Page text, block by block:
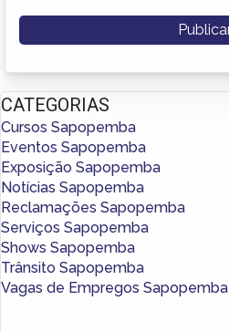
CATEGORIAS
Cursos Sapopemba
Eventos Sapopemba
Exposição Sapopemba
Notícias Sapopemba
Reclamações Sapopemba
Serviços Sapopemba
Shows Sapopemba
Trânsito Sapopemba
Vagas de Empregos Sapopemba